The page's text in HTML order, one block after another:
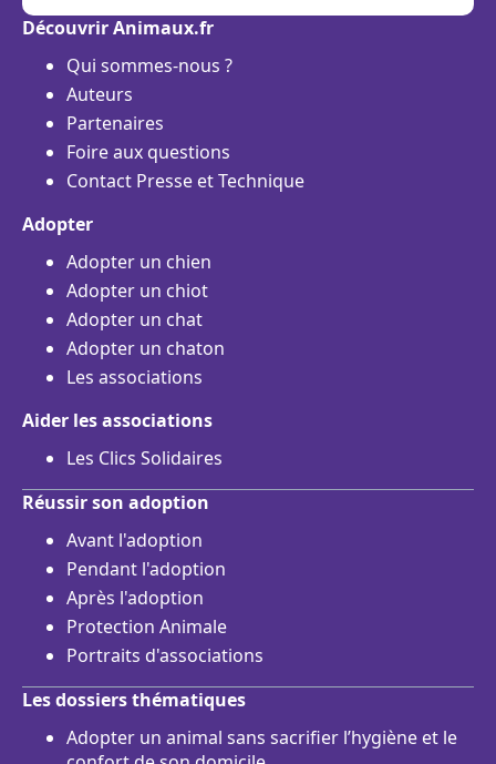
Découvrir Animaux.fr
Qui sommes-nous ?
Auteurs
Partenaires
Foire aux questions
Contact Presse et Technique
Adopter
Adopter un chien
Adopter un chiot
Adopter un chat
Adopter un chaton
Les associations
Aider les associations
Les Clics Solidaires
Réussir son adoption
Avant l'adoption
Pendant l'adoption
Après l'adoption
Protection Animale
Portraits d'associations
Les dossiers thématiques
Adopter un animal sans sacrifier l’hygiène et le